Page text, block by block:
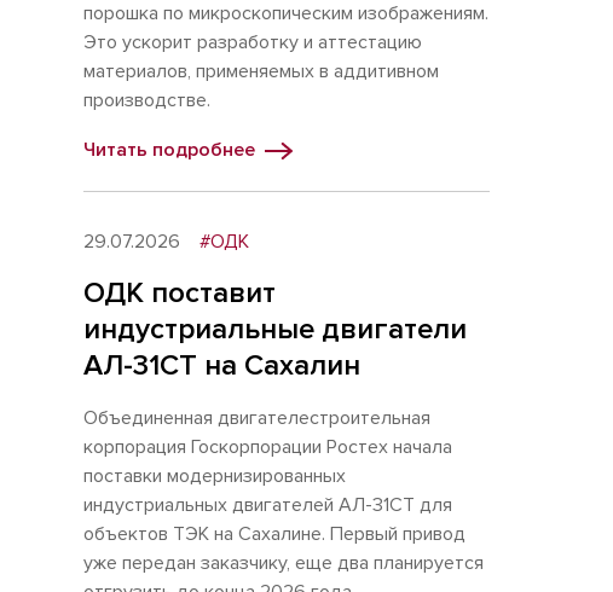
порошка по микроскопическим изображениям.
Это ускорит разработку и аттестацию
материалов, применяемых в аддитивном
производстве.
Читать подробнее
29.07.2026 #ОДК
ОДК поставит
индустриальные двигатели
АЛ-31СТ на Сахалин
Объединенная двигателестроительная
корпорация Госкорпорации Ростех начала
поставки модернизированных
индустриальных двигателей АЛ-31СТ для
объектов ТЭК на Сахалине. Первый привод
уже передан заказчику, еще два планируется